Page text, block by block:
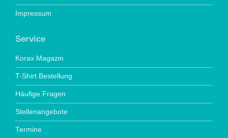
Impressum
Service
Korax Magazin
T-Shirt Bestellung
Häufige Fragen
Stellenangebote
Termine